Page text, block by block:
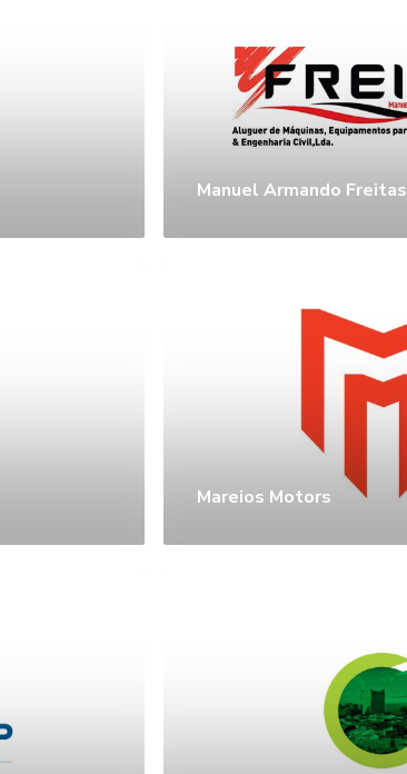
Manuel Armando Freitas
Mareios Motors